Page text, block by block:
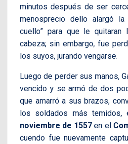
minutos después de ser
menosprecio dello alargó
cuello” para que le quitaran
cabeza; sin embargo, fue
los suyos, jurando vengarse.
Luego de perder sus manos,
vencido y se armó de dos
que amarró a sus brazos,
los soldados más temidos,
noviembre de 1557en el
cuendo fue nuevamente